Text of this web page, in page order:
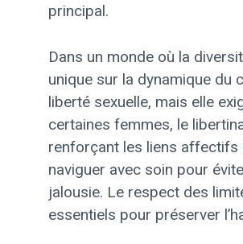
principal.
Dans un monde où la
unique sur la dynamique du
liberté sexuelle, mais elle
certaines femmes, le
renforçant les liens affectifs
naviguer avec soin pour
jalousie. Le respect des
essentiels pour préserver